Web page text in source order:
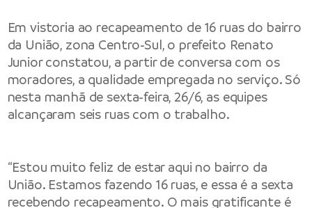
Em vistoria ao recapeamento de 16 ruas do bairro
da União, zona Centro-Sul, o prefeito Renato
Junior constatou, a partir de conversa com os
moradores, a qualidade empregada no serviço. Só
nesta manhã de sexta-feira, 26/6, as equipes
alcançaram seis ruas com o trabalho.
“Estou muito feliz de estar aqui no bairro da
União. Estamos fazendo 16 ruas, e essa é a sexta
recebendo recapeamento. O mais gratificante é